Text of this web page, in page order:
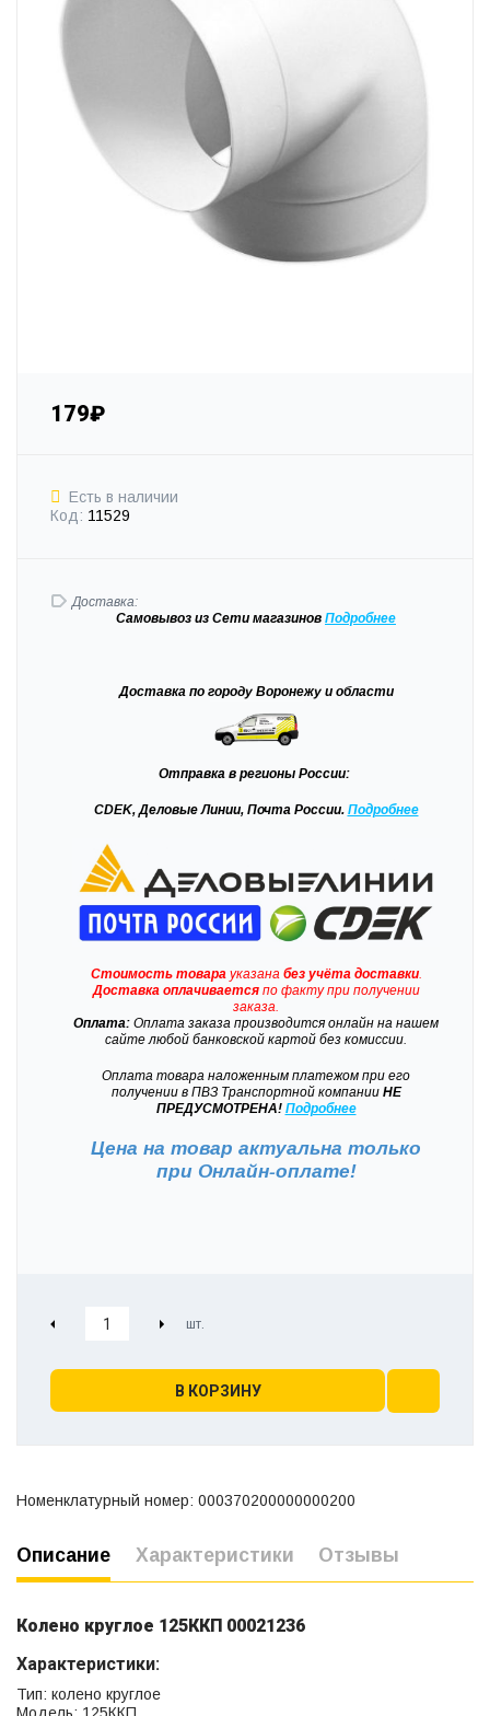
179₽
Есть в наличии
Код: 11529
Доставка:
Самовывоз из Сети магазинов Подробнее
Доставка по городу Воронежу и области
Отправка в регионы России:
CDEK, Деловые Линии, Почта России. Подробнее
Стоимость товарауказана без учёта доставки.
Доставкаоплачиваетсяпо факту при получении
заказа.
Оплата: Оплата заказа производится онлайн на нашем
сайте любой банковской картой без комиссии.
Оплата товара наложенным платежом при его
получении в ПВЗ Транспортной компанииНЕ
ПРЕДУСМОТРЕНА! Подробнее
Цена на товар актуальна только
при Онлайн-оплате!
В КОРЗИНУ
Номенклатурный номер: 000370200000000200
Описание Характеристики Отзывы
Колено круглое 125ККП 00021236
Характеристики:
Тип: колено круглое